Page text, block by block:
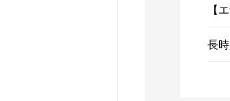
【
長